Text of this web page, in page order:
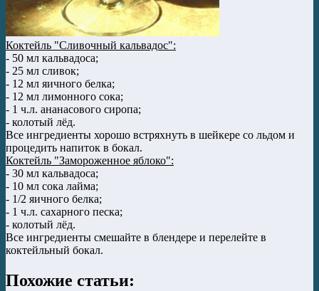
Коктейль "Сливочный кальвадос":
- 50 мл кальвадоса;
- 25 мл сливок;
- 12 мл яичного белка;
- 12 мл лимонного сока;
- 1 ч.л. ананасового сиропа;
- колотый лёд.
Все ингредиенты хорошо встряхнуть в шейкере со льдом и
процедить напиток в бокал.
Коктейль "Замороженное яблоко":
- 30 мл кальвадоса;
- 10 мл сока лайма;
- 1/2 яичного белка;
- 1 ч.л. сахарного песка;
- колотый лёд.
Все ингредиенты смешайте в блендере и перелейте в
коктейльный бокал.
Похожие статьи: